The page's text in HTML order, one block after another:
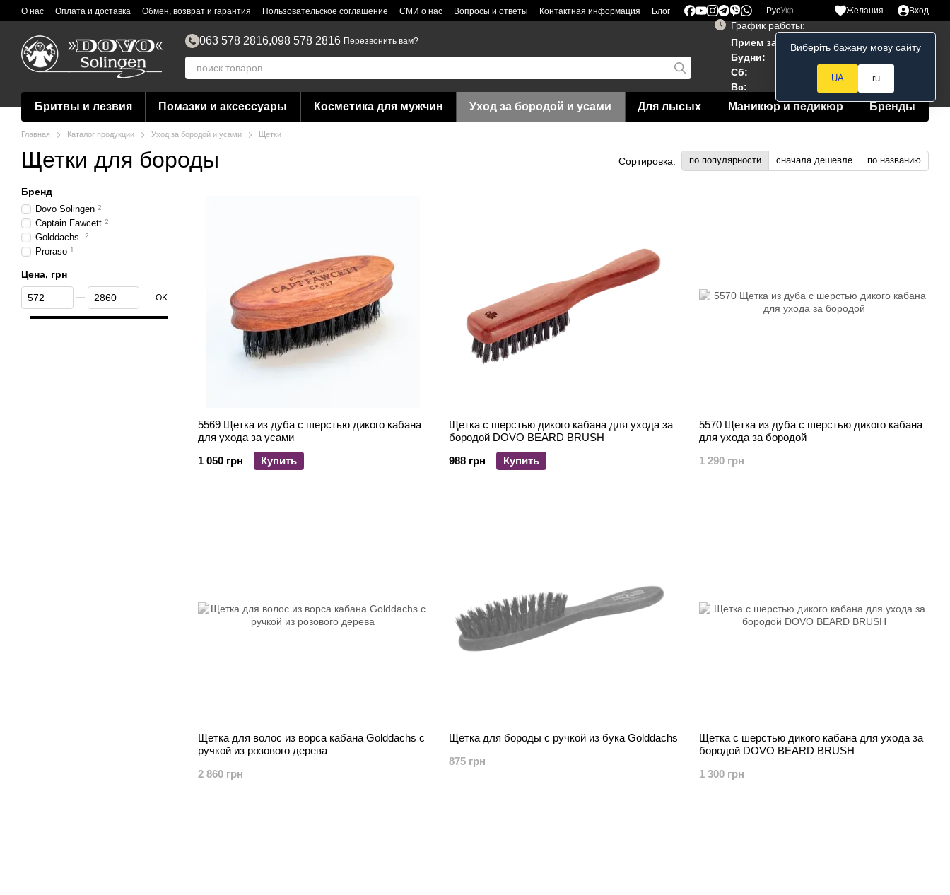
Перейти к основному контенту
О нас Оплата и доставка Обмен, возврат и гарантия Пользовательское соглашение СМИ о нас Вопросы и ответы Контактная информация Блог РусУкр Желания Вход
063 578 2816,098 578 2816 Перезвонить вам?
График работы:
Прием заказов 24/7
Будни:
10:00–19:00
Сб:
12:00–18:00
Вс:
Мой заказ
Бритвы и лезвия Помазки и аксессуары Косметика для мужчин Уход за бородой и усами Для лысых Маникюр и педикюр Бренды
Главная Каталог продукции Уход за бородой и усами Щетки
Щетки для бороды Сортировка: по популярности сначала дешевле по названию
5569 Щетка из дуба с шерстью дикого кабана
для ухода за усами
1 050 грн
Купить
Щетка с шерстью дикого кабана для ухода за
бородой DOVO BEARD BRUSH
988 грн
Купить
5570 Щетка из дуба с шерстью дикого кабана
для ухода за бородой
1 290 грн
Щетка для волос из ворса кабана Golddachs с
ручкой из розового дерева
2 860 грн
Щетка для бороды с ручкой из бука Golddachs
875 грн
Щетка с шерстью дикого кабана для ухода за
бородой DOVO BEARD BRUSH
1 300 грн
Бренд
Dovo Solingen 2
Captain Fawcett 2
Golddachs 2
Proraso 1
Цена, грн
От Цена, грн
До Цена, грн OK
Виберіть бажану мову сайту
UA ru